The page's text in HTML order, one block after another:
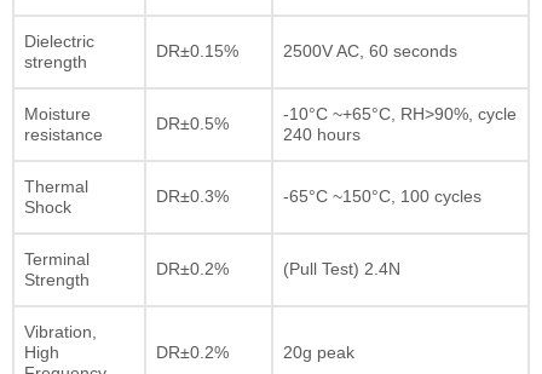
Dielectric
strength
DR±0.15% 2500V AC, 60 seconds
Moisture
resistance
DR±0.5%
-10°C ~+65°C, RH>90%, cycle
240 hours
Thermal
Shock
DR±0.3% -65°C ~150°C, 100 cycles
Terminal
Strength
DR±0.2% (Pull Test) 2.4N
Vibration,
High
DR±0.2% 20g peak